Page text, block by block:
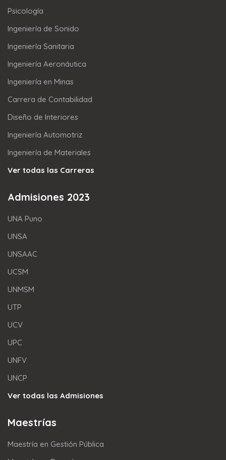
Psicología
Ingeniería de Sonido
Ingeniería Sanitaria
Ingeniería Aeronáutica
Ingeniería en Minas
Carrera de Contabilidad
Diseño de Interiores
Ingeniería Automotriz
Ingeniería de Materiales
Ver todas las Carreras
Admisiones 2023
UNA Puno
UNSA
UNSAAC
UCSM
UNMSM
UTP
UCV
UPC
UNFV
UNCP
Ver todas las Admisiones
Maestrías
Maestría en Gestión Pública